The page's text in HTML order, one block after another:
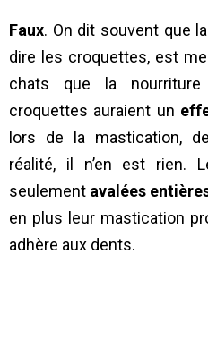
Faux. On dit souvent que
dire les croquettes, est
chats que la
croquettes auraient un
lors de la mastication,
réalité, il n’en est rien.
seulement avalées
en plus leur mastication
adhère aux dents.